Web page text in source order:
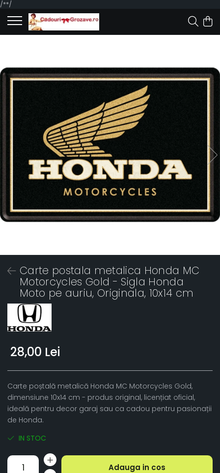
/**/
Carte postala metalica Honda MC
Motorcycles Gold - Sigla Honda
Moto pe auriu, Originala, 10x14 cm
28,00 Lei
Carte poștală metalică Honda MC Motorcycles Gold,
dimensiune 10x14 cm - produs original, licențiat oficial,
ideală pentru decor garaj sau ca cadou pentru pasionații
de Honda.
IN STOC
Adauga in cos